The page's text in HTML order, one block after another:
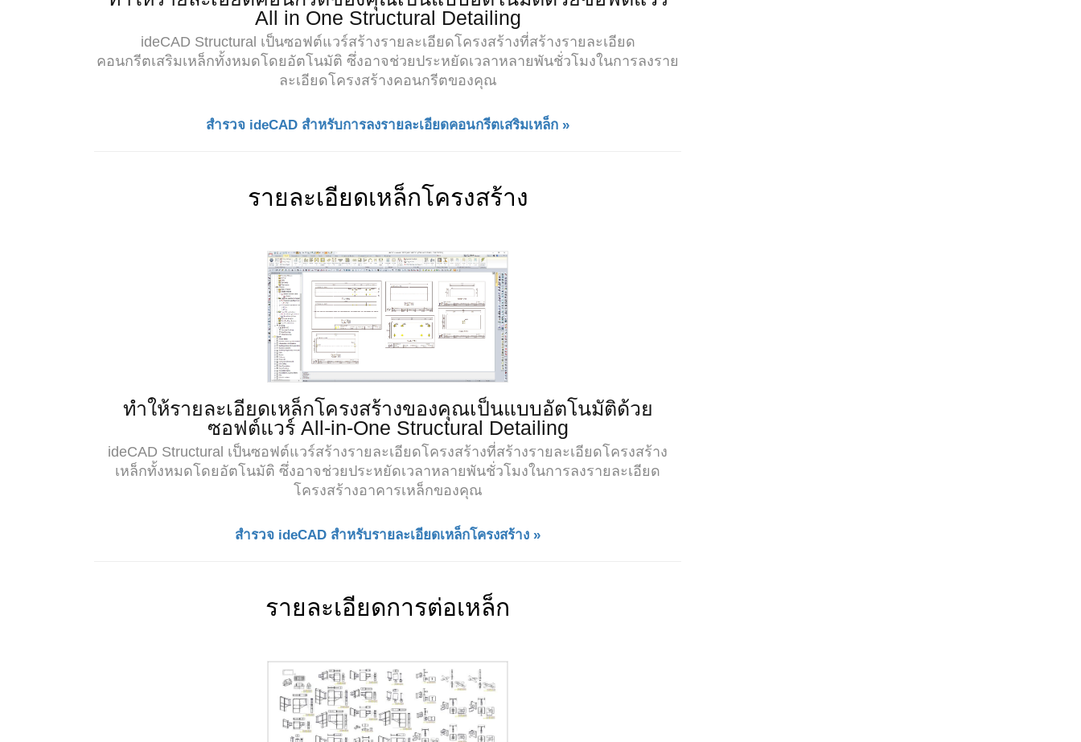
All in One Structural Detailing
ideCAD Structural เป็นซอฟต์แวร์สร้างรายละเอียดโครงสร้างที่สร้างรายละเอียด
คอนกรีตเสริมเหล็กทั้งหมดโดยอัตโนมัติ ซึ่งอาจช่วยประหยัดเวลาหลายพันชั่วโมงในการลงราย
ละเอียดโครงสร้างคอนกรีตของคุณ
สำรวจ ideCAD สำหรับการลงรายละเอียดคอนกรีตเสริมเหล็ก »
รายละเอียดเหล็กโครงสร้าง
ทำให้รายละเอียดเหล็กโครงสร้างของคุณเป็นแบบอัตโนมัติด้วย
ซอฟต์แวร์ All-in-One Structural Detailing
ideCAD Structural เป็นซอฟต์แวร์สร้างรายละเอียดโครงสร้างที่สร้างรายละเอียดโครงสร้าง
เหล็กทั้งหมดโดยอัตโนมัติ ซึ่งอาจช่วยประหยัดเวลาหลายพันชั่วโมงในการลงรายละเอียด
โครงสร้างอาคารเหล็กของคุณ
สำรวจ ideCAD สำหรับรายละเอียดเหล็กโครงสร้าง »
รายละเอียดการต่อเหล็ก